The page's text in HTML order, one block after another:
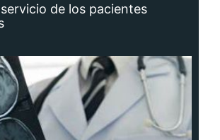
de los pacientes